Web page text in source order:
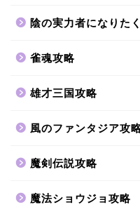
陰の実力者になりた
雀魂攻略
雄才三国攻略
風のファンタジア攻
魔剣伝説攻略
魔法ショウジョ攻略